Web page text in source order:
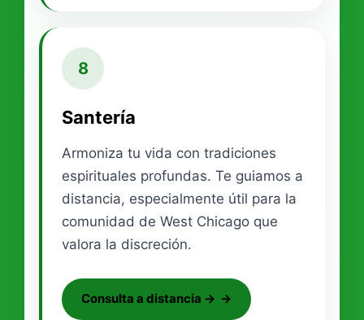
8
Santería
Armoniza tu vida con tradiciones
espirituales profundas. Te guiamos a
distancia, especialmente útil para la
comunidad de West Chicago que
valora la discreción.
Consulta a distancia →